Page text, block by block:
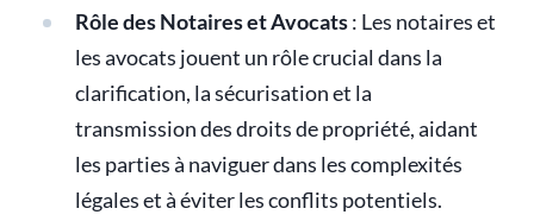
Rôle des Notaires et Avocats: Les notaires et
les avocats jouent un rôle crucial dans la
clarification, la sécurisation et la
transmission des droits de propriété, aidant
les parties à naviguer dans les complexités
légales et à éviter les conflits potentiels.